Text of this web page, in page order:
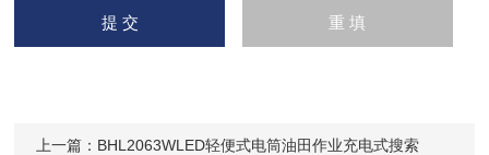
上一篇： BHL2063WLED轻便式电筒油田作业充电式搜索